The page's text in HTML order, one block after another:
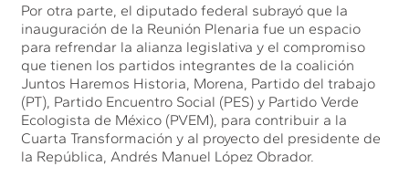
Por otra parte, el diputado federal subrayó que la
inauguración de la Reunión Plenaria fue un espacio
para refrendar la alianza legislativa y el compromiso
que tienen los partidos integrantes de la coalición
Juntos Haremos Historia, Morena, Partido del trabajo
(PT), Partido Encuentro Social (PES) y Partido Verde
Ecologista de México (PVEM), para contribuir a la
Cuarta Transformación y al proyecto del presidente de
la República, Andrés Manuel López Obrador.